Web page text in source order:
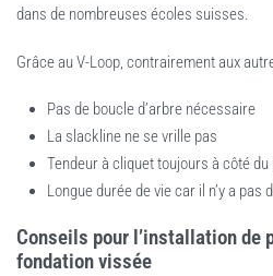
dans de nombreuses écoles suisses.
Grâce au V-Loop, contrairement aux
Pas de boucle d’arbre nécessaire
La slackline ne se vrille pas
Tendeur à cliquet toujours à côté du
Longue durée de vie car il n’y a
Conseils pour l’installation de
fondation vissée